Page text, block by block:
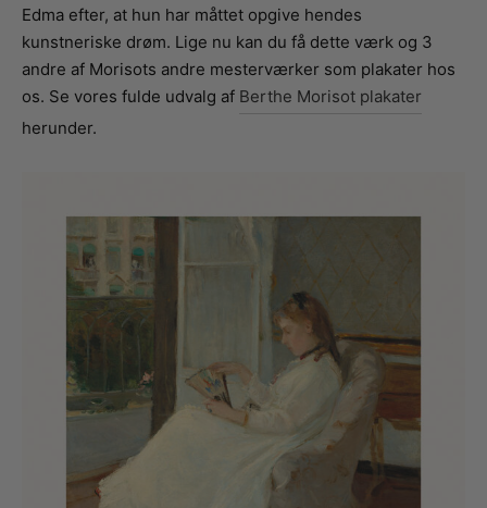
Edma efter, at hun har måttet opgive hendes
kunstneriske drøm. Lige nu kan du få dette værk og 3
andre af Morisots andre mesterværker som plakater hos
os. Se vores fulde udvalg af Berthe Morisot plakater
herunder.